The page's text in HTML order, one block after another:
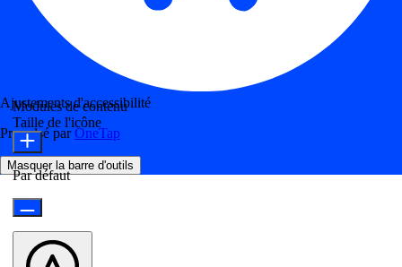
Ajustements d'accessibilité
Propulsé parOneTap
Masquer la barre d'outils
Modules de contenu
Taille de l'icône
Par défaut